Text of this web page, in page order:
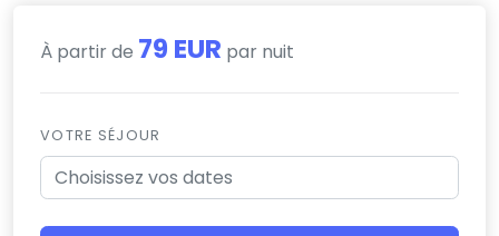
À partir de 79 EUR par nuit
VOTRE SÉJOUR